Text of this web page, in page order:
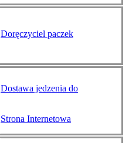
Doręczyciel paczek
Dostawa jedzenia do
Strona Internetowa